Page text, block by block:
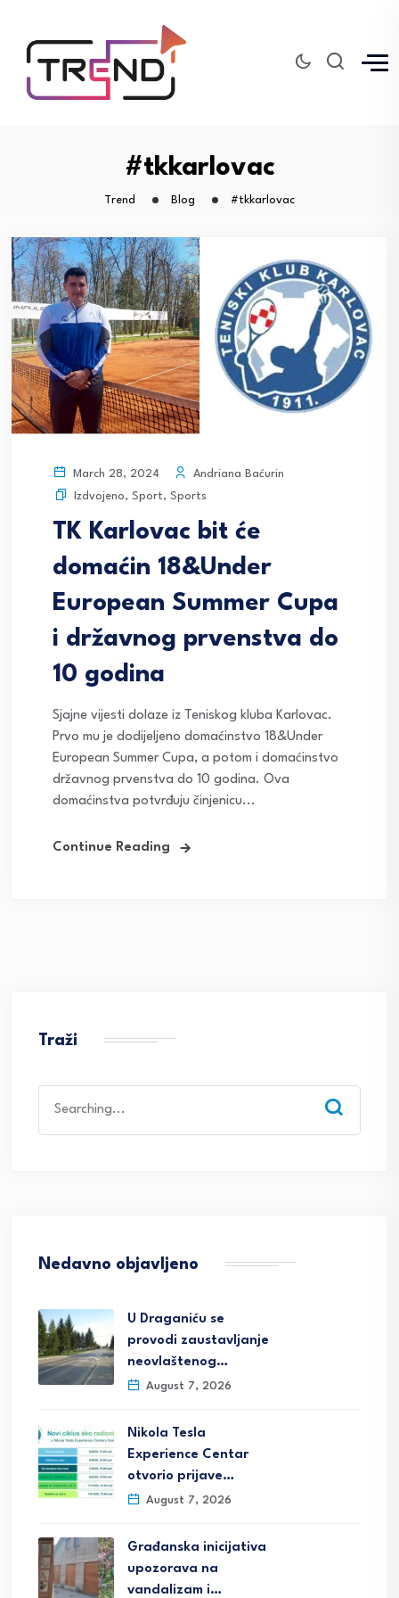
#tkkarlovac
Trend Blog #tkkarlovac
March 28, 2024
Andriana Baćurin
Izdvojeno, Sport, Sports
TK Karlovac bit će
domaćin 18&Under
European Summer Cupa
i državnog prvenstva do
10 godina
Sjajne vijesti dolaze iz Teniskog kluba Karlovac.
Prvo mu je dodijeljeno domaćinstvo 18&Under
European Summer Cupa, a potom i domaćinstvo
državnog prvenstva do 10 godina. Ova
domaćinstva potvrđuju činjenicu...
Continue Reading
Traži
for:
Nedavno objavljeno
U Draganiću se
provodi zaustavljanje
neovlaštenog…
August 7, 2026
Nikola Tesla
Experience Centar
otvorio prijave…
August 7, 2026
Građanska inicijativa
upozorava na
vandalizam i…